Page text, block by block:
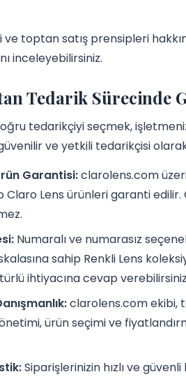
toptan satış prensipleri
inceleyebilirsiniz.
Tedarik Sürecinde
tedarikçiyi seçmek,
ve yetkili tedarikçisi
Garantisi:clarolens.com
Lens ürünleri garanti
Numaralı ve numarasız
sahip Renkli Lens
ihtiyacına cevap
clarolens.com ekibi,
ürün seçimi ve
Siparişlerinizin hızlı ve